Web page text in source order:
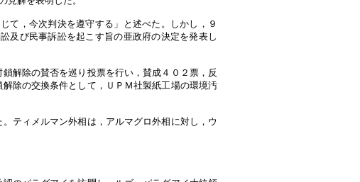
て，今次判決を遵守する」と述べた。しかし，９
及び民事訴訟を起こす旨の亜政府の決定を発表し
解除の賛否を巡り投票を行い，賛成４０２票，反
除の交換条件として，ＵＰＭ社製紙工場の環境汚
ティメルマン外相は，アルマグロ外相に対し，ウ